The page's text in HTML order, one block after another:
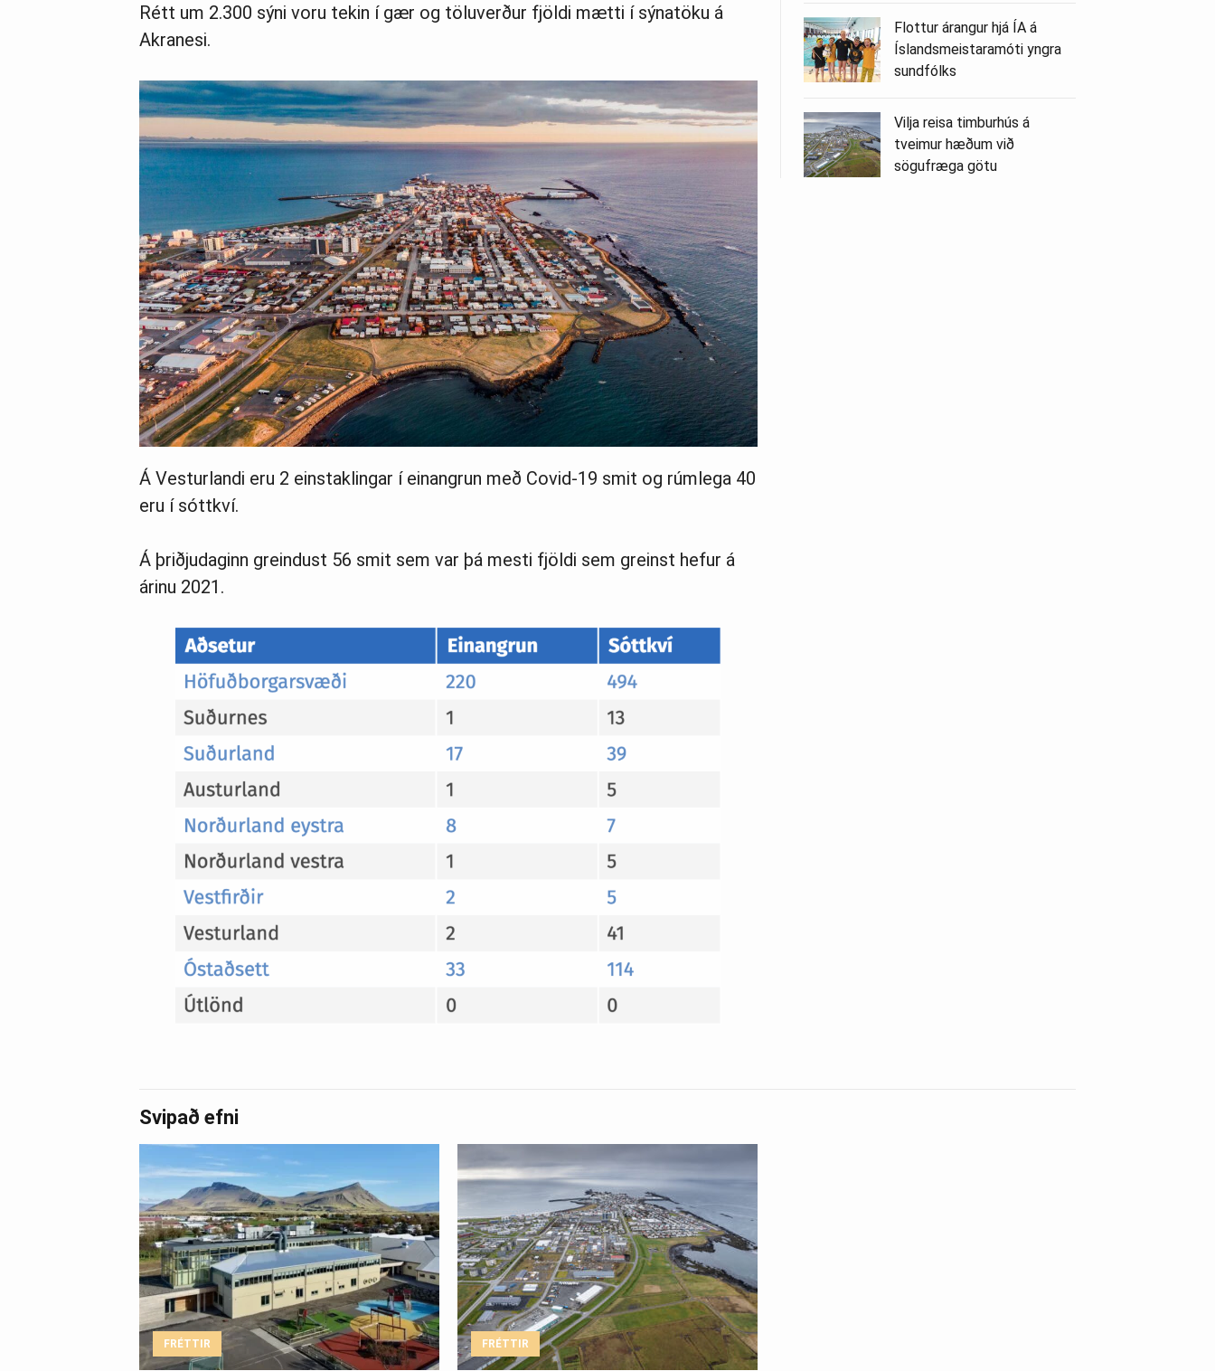
Rétt um 2.300 sýni voru tekin í gær og töluverður fjöldi mætti í sýnatöku á
Akranesi.
Á Vesturlandi eru 2 einstaklingar í einangrun með Covid-19 smit og rúmlega 40
eru í sóttkví.
Á þriðjudaginn greindust 56 smit sem var þá mesti fjöldi sem greinst hefur á
árinu 2021.
Flottur árangur hjá ÍA á
Íslandsmeistaramóti yngra
sundfólks
Vilja reisa timburhús á
tveimur hæðum við
sögufræga götu
Svipað efni
FRÉTTIR FRÉTTIR